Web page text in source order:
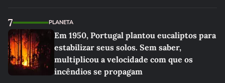
7 PLANETA
Em 1950, Portugal plantou eucaliptos para
estabilizar seus solos. Sem saber,
multiplicou a velocidade com que os
incêndios se propagam